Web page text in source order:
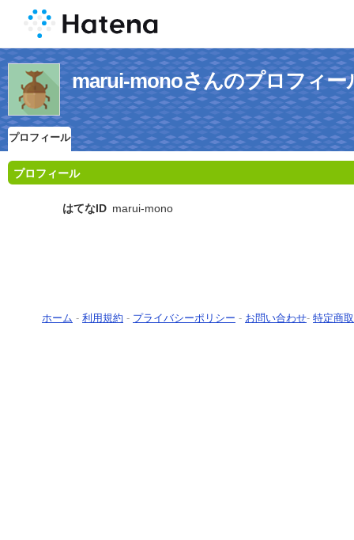
marui-monoさんのプロフィー
プロフィール
プロフィール
はてなID marui-mono
ホーム - 利用規約 - プライバシーポリシー - お問い合わせ- 特定商